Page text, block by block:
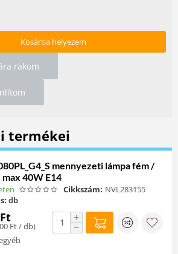
Kosárba helyezem
rakom
termékei
mennyezeti lámpa fém /
max 40W E14
Cikkszám: NVL283155
db
Ft
Ft/ db)
+
−